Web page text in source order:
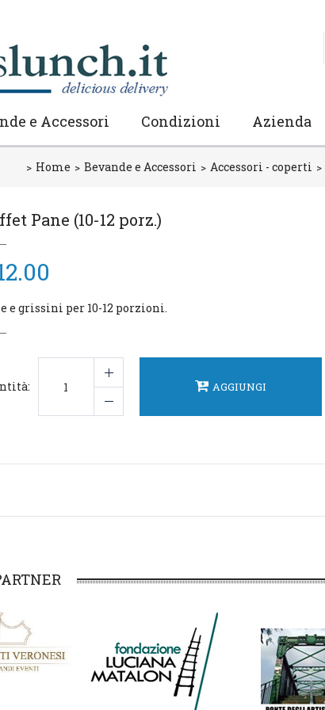
e Accessori Condizioni Azienda
Home Bevande e Accessori Accessori - coperti
Pane (10-12 porz.)
e grissini per 10-12 porzioni.
AGGIUNGI